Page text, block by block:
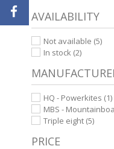
AVAILABILITY
Not available (5)
In stock (2)
HQ - Powerkites (1)
MBS -
Triple eight (5)
PRICE